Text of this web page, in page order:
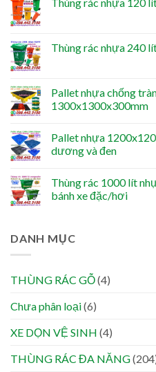
Thùng rác nhựa 240
Pallet nhựa chống
1300x1300x300mm
Pallet nhựa
dương và đen
Thùng rác 1000 lít
bánh xe đặc/hơi
DANH MỤC
THÙNG RÁC GỖ(4)
Chưa phân loại(6)
XE DỌN VỆ SINH (4)
THÙNG RÁC ĐA NĂNG